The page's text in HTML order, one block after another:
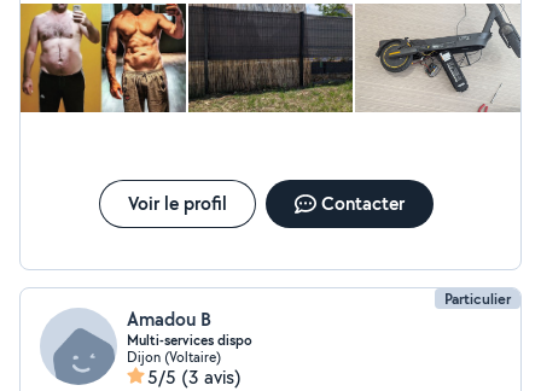
Voir le profil Contacter
Particulier
Amadou B
Multi-services dispo
Dijon (Voltaire)
5/5 (3 avis)